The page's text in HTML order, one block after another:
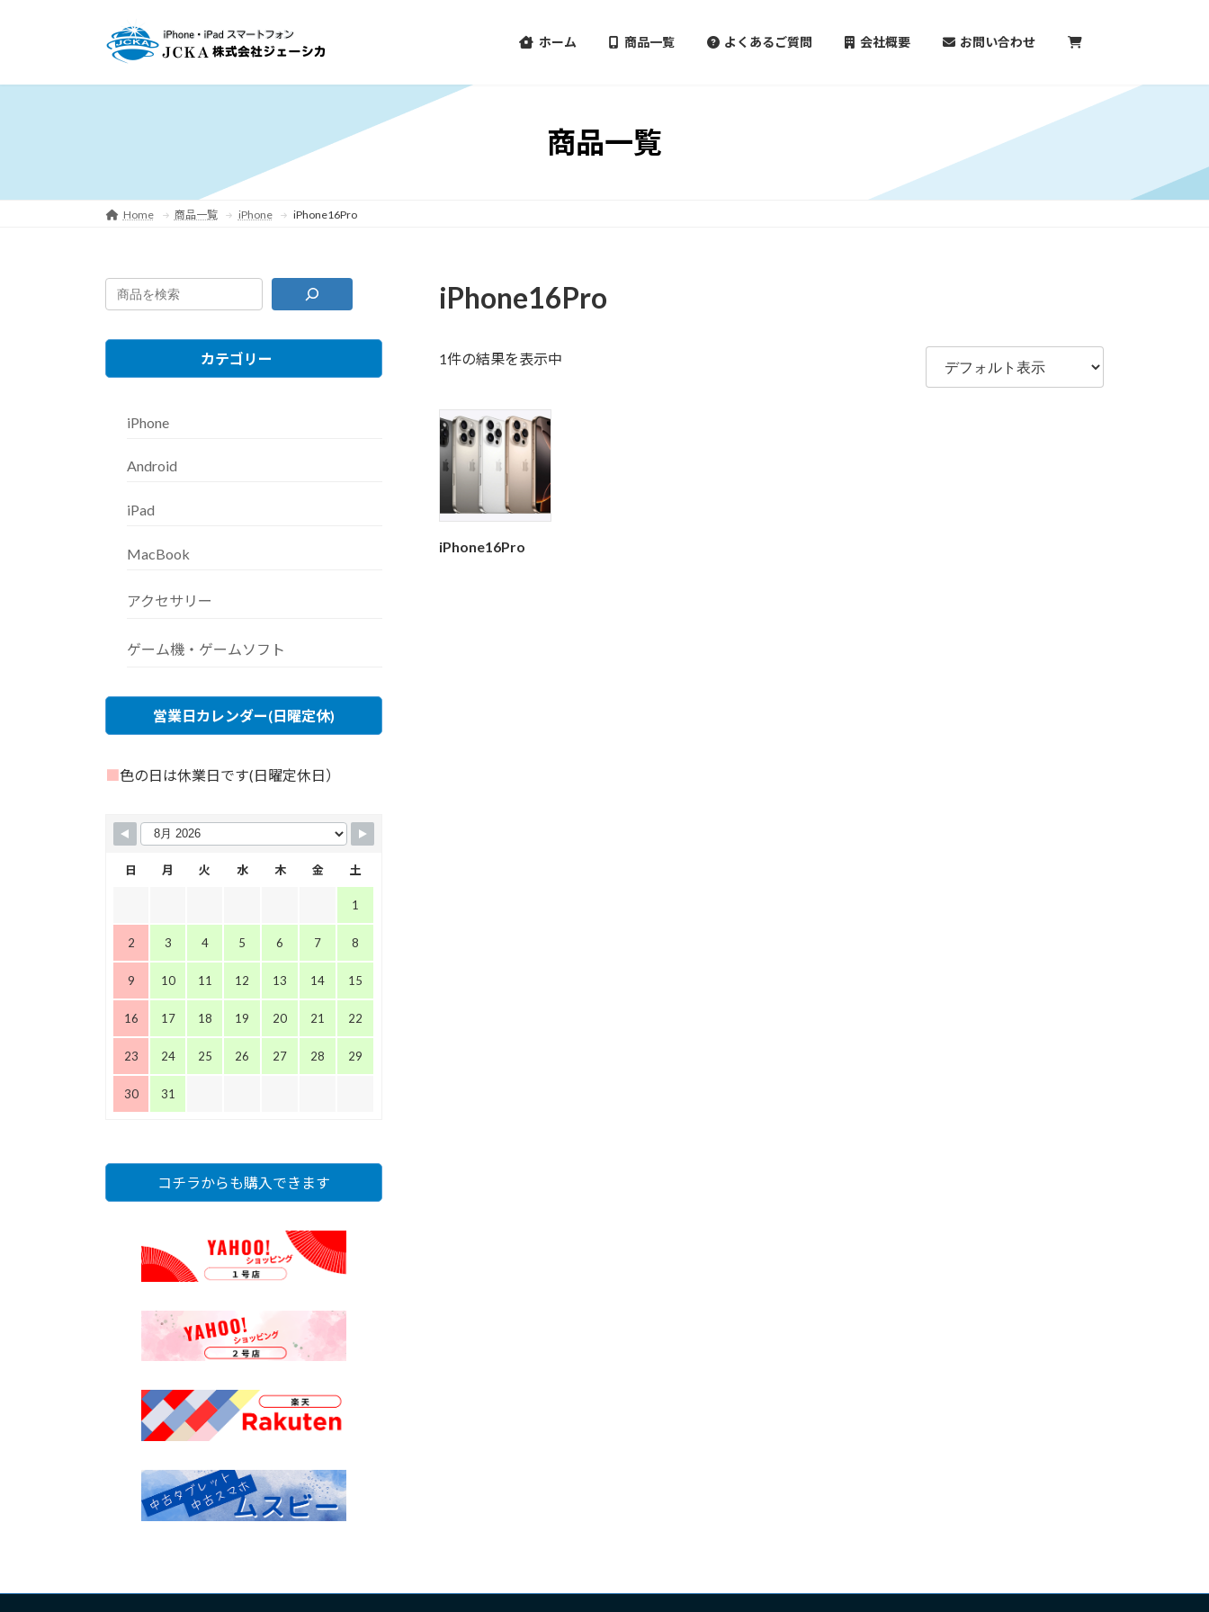
プ
動
ホーム 商品一覧 よくあるご質問 会社概要 お問い合わせ
商品一覧
Home 商品一覧 iPhone iPhone16Pro
iPhone16Pro
1件の結果を表示中
iPhone16Pro
カテゴリー
iPhone
Android
iPad
MacBook
アクセサリー
ゲーム機・ゲームソフト
営業日カレンダー(日曜定休)
■色の日は休業日です(日曜定休日）
日 月 火 水 木 金 土
1
2 3 4 5 6 7 8
9 10 11 12 13 14 15
16 17 18 19 20 21 22
23 24 25 26 27 28 29
30 31
コチラからも購入できます